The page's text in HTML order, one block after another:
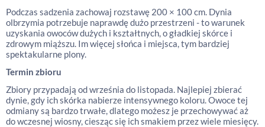
Podczas sadzenia zachowaj rozstawę 200 × 100 cm. Dynia
olbrzymia potrzebuje naprawdę dużo przestrzeni - to warunek
uzyskania owoców dużych i kształtnych, o gładkiej skórce i
zdrowym miąższu. Im więcej słońca i miejsca, tym bardziej
spektakularne plony.
Termin zbioru
Zbiory przypadają od września do listopada. Najlepiej zbierać
dynie, gdy ich skórka nabierze intensywnego koloru. Owoce tej
odmiany są bardzo trwałe, dlatego możesz je przechowywać aż
do wczesnej wiosny, ciesząc się ich smakiem przez wiele miesięcy.